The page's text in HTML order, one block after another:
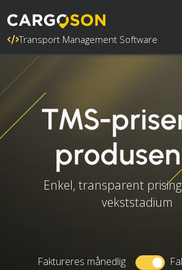
Transport Management Software
TMS-
Enkel, transparent
vekststadium
Faktureres månedlig